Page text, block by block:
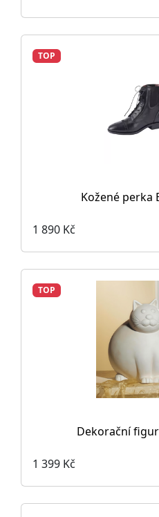
TOP
Kožené perka
1 890 Kč
TOP
Dekorační
1 399 Kč